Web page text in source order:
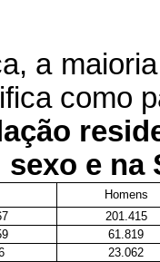
a
como
sexo e na
Homens
201.415
61.819
23.062